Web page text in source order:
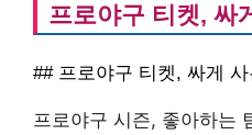
프로야구 티켓, 싸
## 프로야구 티켓, 싸게
프로야구 시즌, 좋아하는